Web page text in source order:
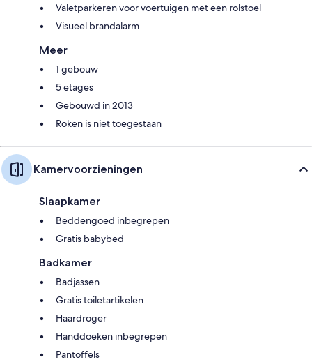
Valetparkeren voor voertuigen met een rolstoel
Visueel brandalarm
Meer
1 gebouw
5 etages
Gebouwd in 2013
Roken is niet toegestaan
Kamervoorzieningen
Slaapkamer
Beddengoed inbegrepen
Gratis babybed
Badkamer
Badjassen
Gratis toiletartikelen
Haardroger
Handdoeken inbegrepen
Pantoffels